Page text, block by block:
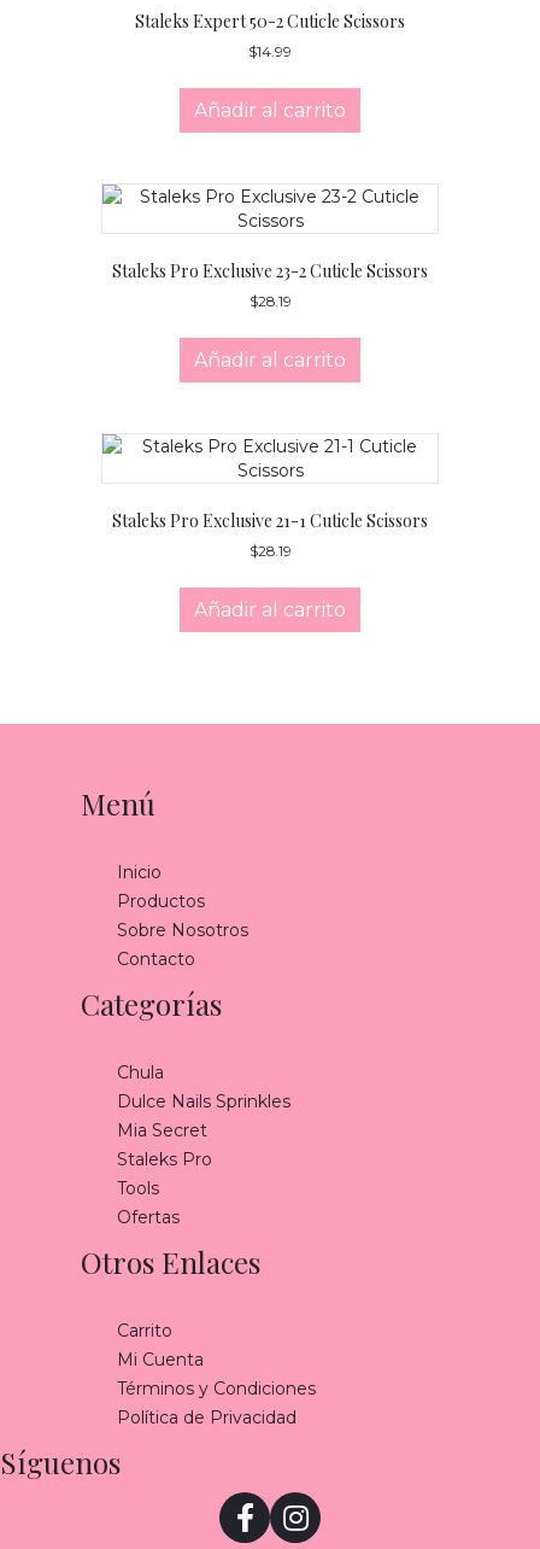
Staleks Expert 50-2 Cuticle Scissors
$14.99
Añadir al carrito
Staleks Pro Exclusive 23-2 Cuticle Scissors
$28.19
Añadir al carrito
Staleks Pro Exclusive 21-1 Cuticle Scissors
$28.19
Añadir al carrito
Menú
Inicio
Productos
Sobre Nosotros
Contacto
Categorías
Chula
Dulce Nails Sprinkles
Mia Secret
Staleks Pro
Tools
Ofertas
Otros Enlaces
Carrito
Mi Cuenta
Términos y Condiciones
Política de Privacidad
Síguenos